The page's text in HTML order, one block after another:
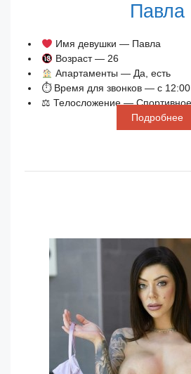
Павла
Имя девушки — Павла
Возраст — 26
Апартаменты — Да, есть
⏱ Время для звонков — с
⚖ Телосложение — Спортивное
Подробнее